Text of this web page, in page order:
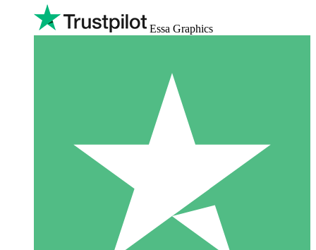
Essa Graphics